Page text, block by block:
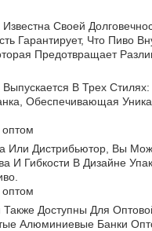
Своей
Гарантирует, Что Пиво
Предотвращает
В Трех
Обеспечивающая
Или Дистрибьютор, Вы
И Гибкости В Дизайне
Доступны Для
Алюминиевые Банки